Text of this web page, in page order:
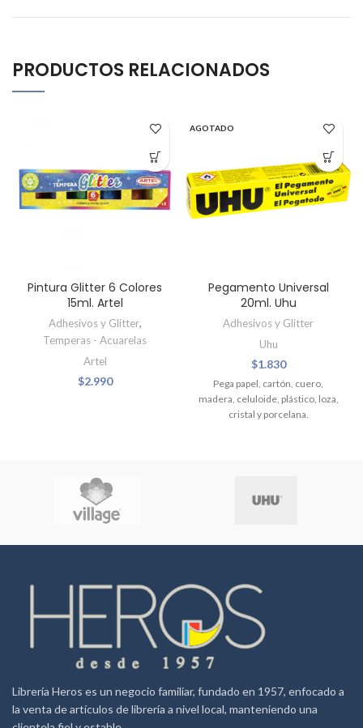
PRODUCTOS RELACIONADOS
Pintura Glitter 6 Colores
15ml. Artel
Adhesivos y Glitter,
Temperas - Acuarelas
Artel
$2.990
AGOTADO
Pegamento Universal
20ml. Uhu
Adhesivos y Glitter
Uhu
$1.830
Pega papel, cartón, cuero,
madera, celuloide, plástico, loza,
cristal y porcelana.
Librería Heros es un negocio familiar, fundado en 1957, enfocado a
la venta de artículos de librería a nivel local, manteniendo una